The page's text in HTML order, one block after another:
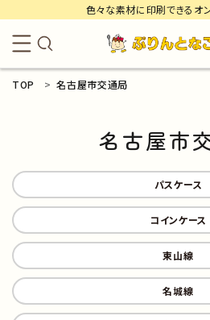
色々な素材に印刷できるオ
名港線
推しプリ
東山線
ACCOUNT MENU
meeting_room ログイン person 新規会
カテゴリーから探す
TOP 名古屋市交通局
名古屋市
パスケース
コインケース
東山線
名城線